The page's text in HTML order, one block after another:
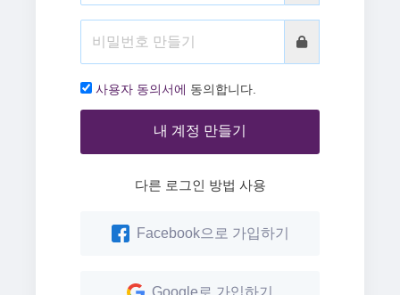
사용자 동의서에 동의합니다.
내 계정 만들기
다른 로그인 방법 사용
Facebook으로 가입하기
Google로 가입하기